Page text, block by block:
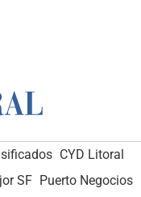
CYD Litoral
SF Puerto Negocios